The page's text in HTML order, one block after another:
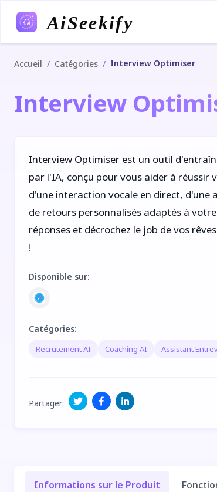
AiSeekify
Accueil / Catégories / Interview Optimiser
Interview
Interview Optimiser est un outil
par l'IA, conçu pour vous aider à
d'une interaction vocale en direct, d'une
de retours personnalisés adaptés à
réponses et décrochez le job de vos
!
Disponible sur:
Catégories:
Recrutement AI Coaching AI Assistant
Partager:
Informations sur le Produit